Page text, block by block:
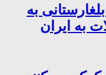
به
به ایران